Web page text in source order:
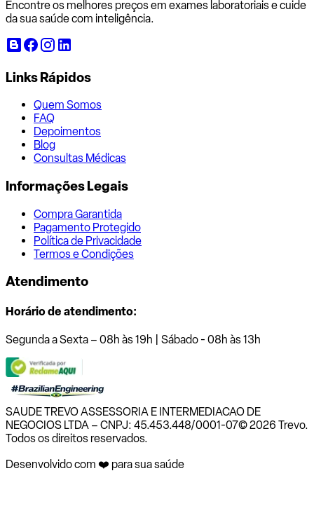
Encontre os melhores preços em exames laboratoriais e cuide
da sua saúde com inteligência.
Links Rápidos
Quem Somos
FAQ
Depoimentos
Blog
Consultas Médicas
Informações Legais
Compra Garantida
Pagamento Protegido
Política de Privacidade
Termos e Condições
Atendimento
Horário de atendimento:
Segunda a Sexta – 08h às 19h | Sábado - 08h às 13h
SAUDE TREVO ASSESSORIA E INTERMEDIACAO DE
NEGOCIOS LTDA – CNPJ: 45.453.448/0001-07© 2026 Trevo.
Todos os direitos reservados.
Desenvolvido com ❤️ para sua saúde